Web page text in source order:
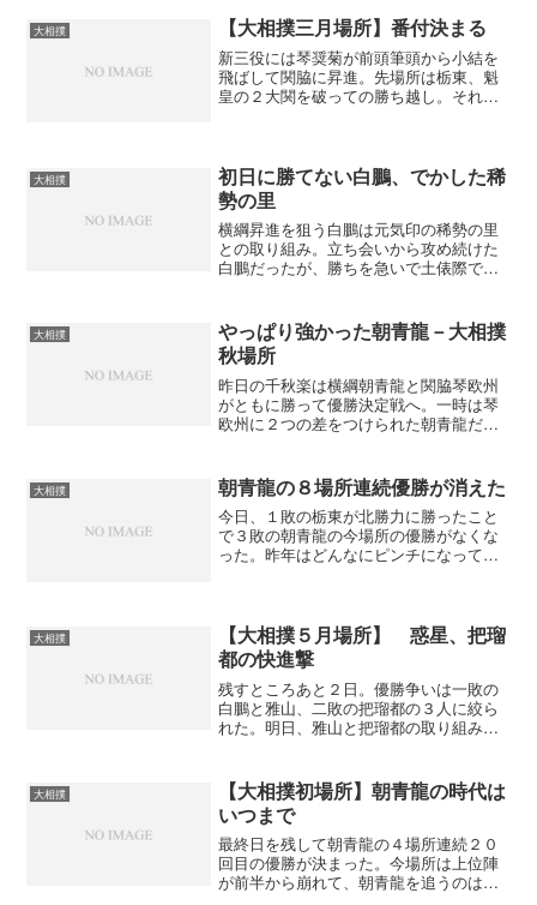
大相撲 【大相撲三月場所】番付決まる
新三役には琴奨菊が前頭筆頭から小結を
飛ばして関脇に昇進。先場所は栃東、魁
皇の２大関を破っての勝ち越し。それ
９歳の栃煌山がスピード出世...
大相撲
初日に勝てない白鵬、でかした稀
勢の里
横綱昇進を狙う白鵬は元気印の稀勢の里
との取り組み。立ち会いから攻め続けた
白鵬だったが、勝ちを急いで土俵際で稀
入ったいい顔をしていたので明日からは
強い白鵬が見られるだろう...
大相撲
やっぱり強かった朝青龍－大相撲
秋場所
昨日の千秋楽は横綱朝青龍と関脇琴欧州
がともに勝って優勝決定戦へ。一時は琴
欧州に２つの差をつけられた朝青龍だっ
から、決定戦は一方的な相撲であっさり
と朝青龍が勝った。朝青龍...
大相撲 朝青龍の８場所連続優勝が消えた
今日、１敗の栃東が北勝力に勝ったこと
で３敗の朝青龍の今場所の優勝がなくな
った。昨年はどんなにピンチになっても
のが精神的に隙を作ってし...
大相撲
【大相撲５月場所】 惑星、把瑠
都の快進撃
残すところあと２日。優勝争いは一敗の
白鵬と雅山、二敗の把瑠都の３人に絞ら
れた。明日、雅山と把瑠都の取り組みが
海、千秋楽が魁皇なのでとにかく勝ち進
むしかない。雅山は上位陣と...
大相撲
【大相撲初場所】朝青龍の時代は
いつまで
最終日を残して朝青龍の４場所連続２０
回目の優勝が決まった。今場所は上位陣
が前半から崩れて、朝青龍を追うのは幕